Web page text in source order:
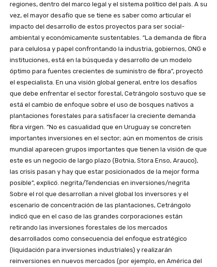
regiones, dentro del marco legal y el sistema político del país. A su
vez, el mayor desafío que se tiene es saber como articular el
impacto del desarrollo de estos proyectos para ser social-
ambiental y económicamente sustentables. “La demanda de fibra
para celulosa y papel confrontando la industria, gobiernos, ONG e
instituciones, está en la búsqueda y desarrollo de un modelo
óptimo para fuentes crecientes de suministro de fibra”, proyectó
el especialista. En una visión global general, entre los desafíos
que debe enfrentar el sector forestal, Cetrángolo sostuvo que se
está el cambio de enfoque sobre el uso de bosques nativos a
plantaciones forestales para satisfacer la creciente demanda
fibra virgen. “No es casualidad que en Uruguay se concreten
importantes inversiones en el sector; aún en momentos de crisis
mundial aparecen grupos importantes que tienen la visión de que
este es un negocio de largo plazo (Botnia, Stora Enso, Arauco),
las crisis pasan y hay que estar posicionados de la mejor forma
posible”, explicó. negrita/Tendencias en inversiones/negrita
Sobre el rol que desarrollan a nivel global los inversores y el
escenario de concentración de las plantaciones, Cetrángolo
indicó que en el caso de las grandes corporaciones están
retirando las inversiones forestales de los mercados
desarrollados como consecuencia del enfoque estratégico
(liquidación para inversiones industriales) y realizarán
reinversiones en nuevos mercados (por ejemplo, en América del